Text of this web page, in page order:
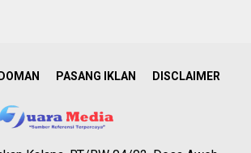
PASANG IKLAN DISCLAIMER